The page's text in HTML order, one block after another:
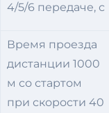
4/5/6 передаче, с
Время проезда
дистанции 1000
м со стартом
при скорости 40